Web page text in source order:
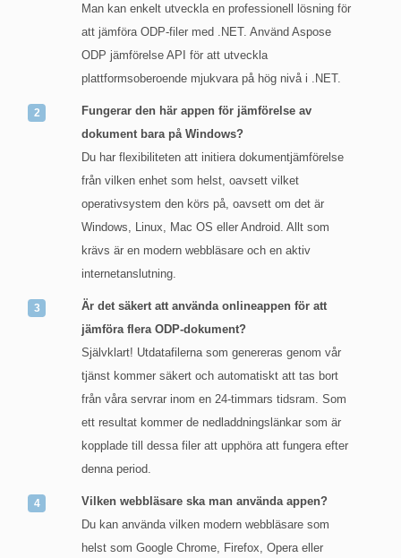
Man kan enkelt utveckla en professionell lösning för
att jämföra ODP-filer med .NET. Använd Aspose
ODP jämförelse API för att utveckla
plattformsoberoende mjukvara på hög nivå i .NET.
Fungerar den här appen för jämförelse av
dokument bara på Windows?
Du har flexibiliteten att initiera dokumentjämförelse
från vilken enhet som helst, oavsett vilket
operativsystem den körs på, oavsett om det är
Windows, Linux, Mac OS eller Android. Allt som
krävs är en modern webbläsare och en aktiv
internetanslutning.
Är det säkert att använda onlineappen för att
jämföra flera ODP-dokument?
Självklart! Utdatafilerna som genereras genom vår
tjänst kommer säkert och automatiskt att tas bort
från våra servrar inom en 24-timmars tidsram. Som
ett resultat kommer de nedladdningslänkar som är
kopplade till dessa filer att upphöra att fungera efter
denna period.
Vilken webbläsare ska man använda appen?
Du kan använda vilken modern webbläsare som
helst som Google Chrome, Firefox, Opera eller